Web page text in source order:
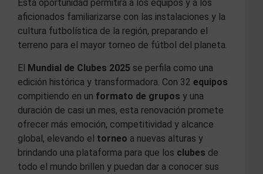
Esta oportunidad permitirá a los equipos y a los
aficionados familiarizarse con las instalaciones y la
cultura futbolística de la región, preparando el
terreno para el mayor torneo de fútbol del planeta.
El Mundial de Clubes 2025 se perfila como una
edición histórica y transformadora. Con 32 equipos
compitiendo en un formato de grupos y una
duración de casi un mes, esta renovación promete
ofrecer más emoción, competitividad y alcance
global, elevando el torneo a nuevas alturas y
brindando una plataforma para que los clubes de
todo el mundo brillen y puedan dar a conocer sus